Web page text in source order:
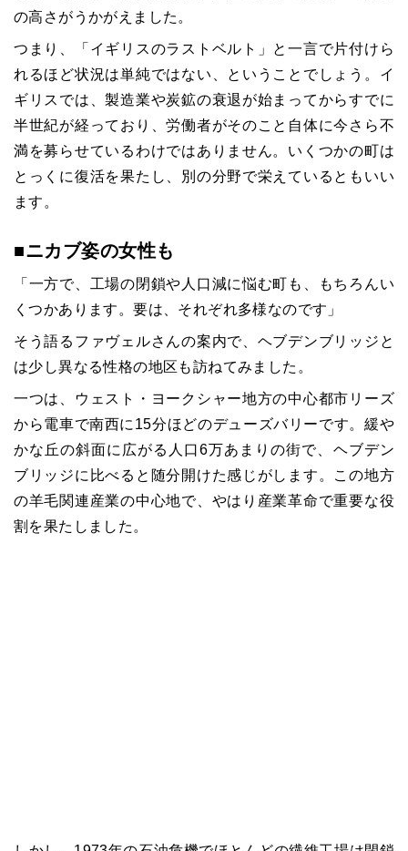
の高さがうかがえました。
つまり、「イギリスのラストベルト」と一言で片付けら
れるほど状況は単純ではない、ということでしょう。イ
ギリスでは、製造業や炭鉱の衰退が始まってからすでに
半世紀が経っており、労働者がそのこと自体に今さら不
満を募らせているわけではありません。いくつかの町は
とっくに復活を果たし、別の分野で栄えているともいい
ます。
■ニカブ姿の女性も
「一方で、工場の閉鎖や人口減に悩む町も、もちろんい
くつかあります。要は、それぞれ多様なのです」
そう語るファヴェルさんの案内で、ヘブデンブリッジと
は少し異なる性格の地区も訪ねてみました。
一つは、ウェスト・ヨークシャー地方の中心都市リーズ
から電車で南西に15分ほどのデューズバリーです。緩や
かな丘の斜面に広がる人口6万あまりの街で、ヘブデン
ブリッジに比べると随分開けた感じがします。この地方
の羊毛関連産業の中心地で、やはり産業革命で重要な役
割を果たしました。